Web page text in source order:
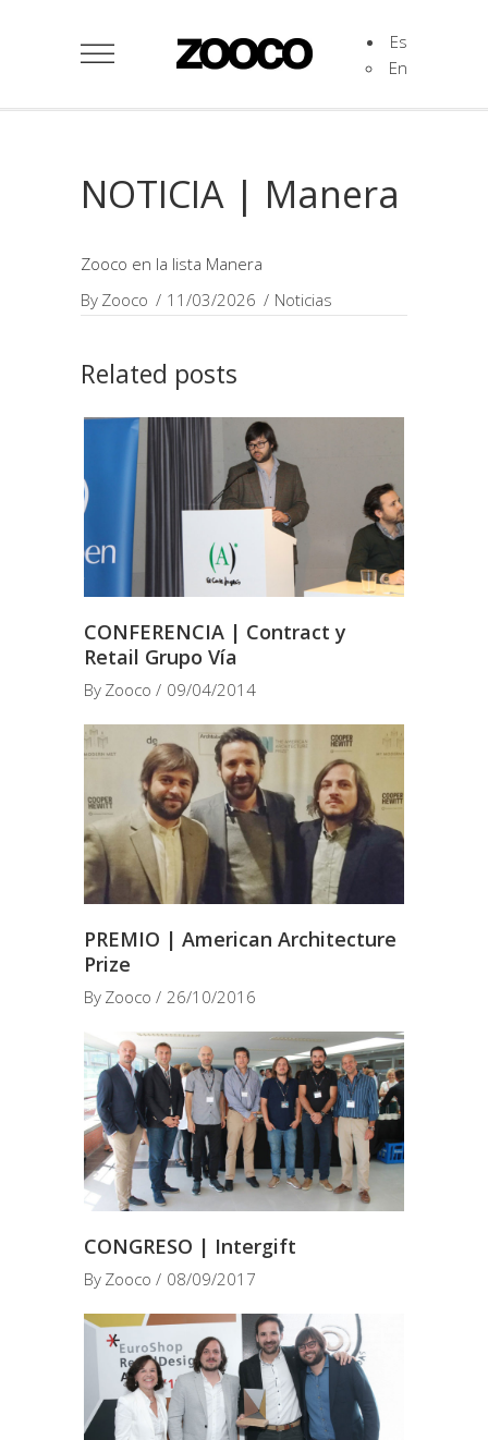
Es
En
NOTICIA | Manera
Zooco en la lista Manera
By Zooco 11/03/2026 Noticias
Related posts
CONFERENCIA | Contract y
Retail Grupo Vía
By Zooco 09/04/2014
PREMIO | American Architecture
Prize
By Zooco 26/10/2016
CONGRESO | Intergift
By Zooco 08/09/2017